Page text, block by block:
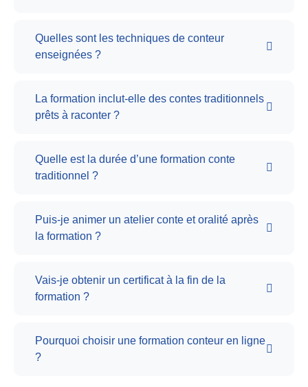
Quelles sont les techniques de conteur
enseignées ?
La formation inclut-elle des contes traditionnels
prêts à raconter ?
Quelle est la durée d’une formation conte
traditionnel ?
Puis-je animer un atelier conte et oralité après
la formation ?
Vais-je obtenir un certificat à la fin de la
formation ?
Pourquoi choisir une formation conteur en ligne
?